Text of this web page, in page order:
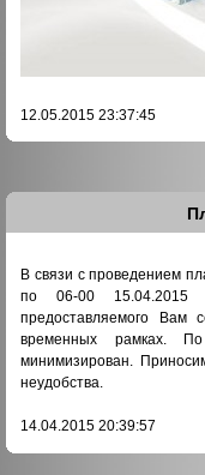
12.05.2015 23:37:45
В связи с проведением
по 06-00 15.04.2015
предоставляемого Вам
временных рамках.
минимизирован.
неудобства.
14.04.2015 20:39:57